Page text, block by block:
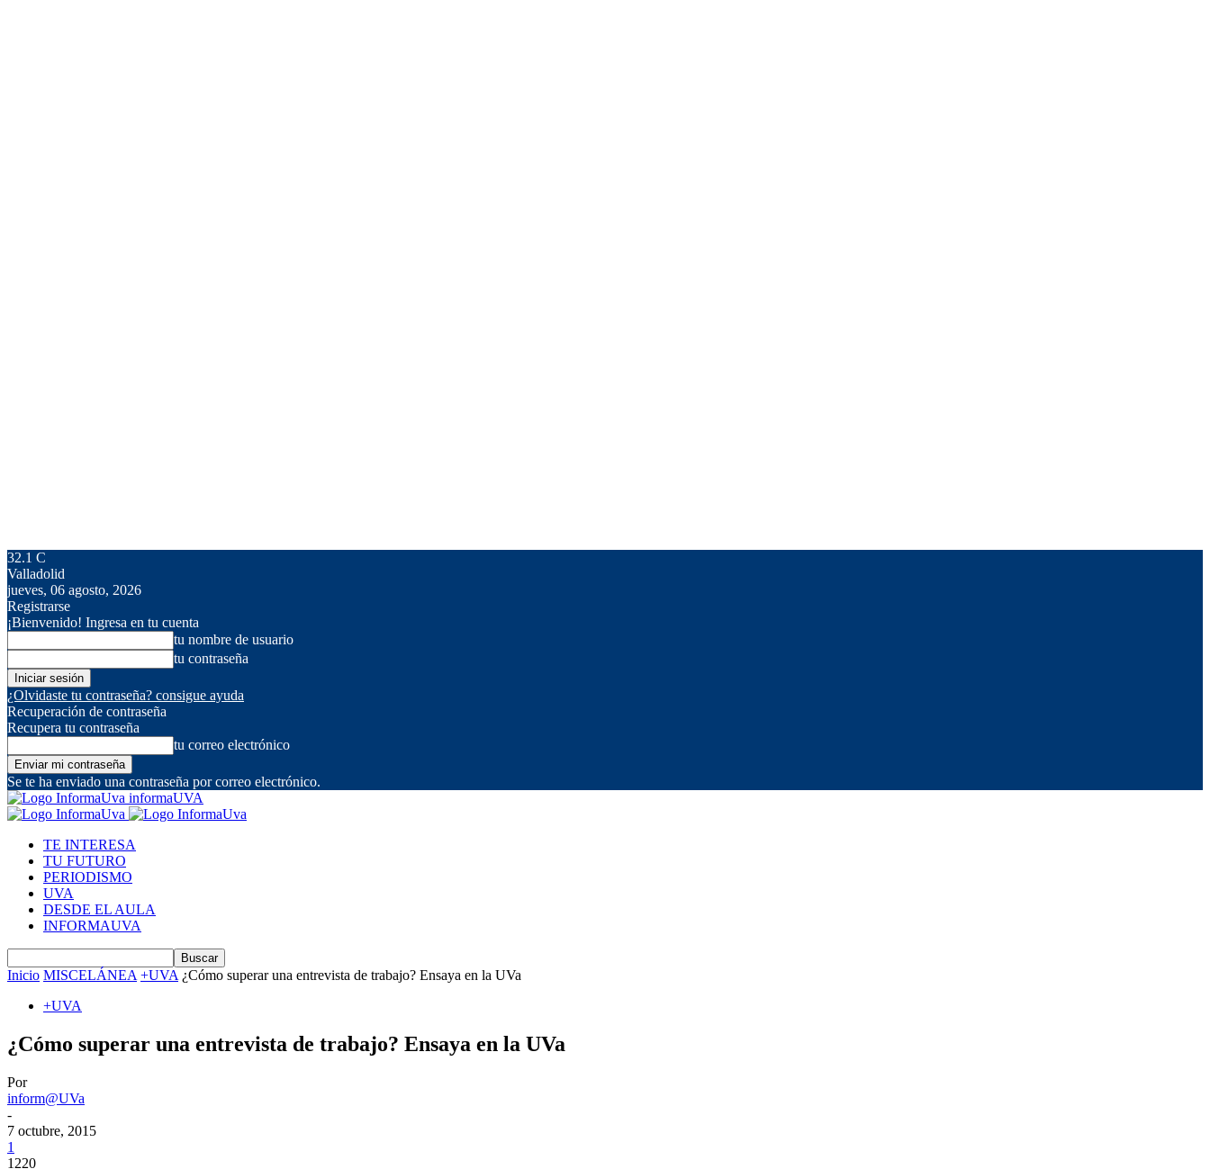
32.1 C
Valladolid
jueves, 06 agosto, 2026
Registrarse
¡Bienvenido! Ingresa en tu cuenta
tu nombre de usuario
tu contraseña
¿Olvidaste tu contraseña? consigue ayuda
Recuperación de contraseña
Recupera tu contraseña
tu correo electrónico
Se te ha enviado una contraseña por correo electrónico.
informaUVA
TE INTERESA
TU FUTURO
PERIODISMO
UVA
DESDE EL AULA
INFORMAUVA
Inicio MISCELÁNEA +UVA ¿Cómo superar una entrevista de trabajo? Ensaya en la UVa
+UVA
¿Cómo superar una entrevista de trabajo? Ensaya en la UVa
Por
inform@UVa
-
7 octubre, 2015
1
1220